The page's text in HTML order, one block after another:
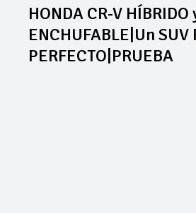
HONDA CR-V HÍBRIDO
ENCHUFABLE|Un
PERFECTO|PRUEBA